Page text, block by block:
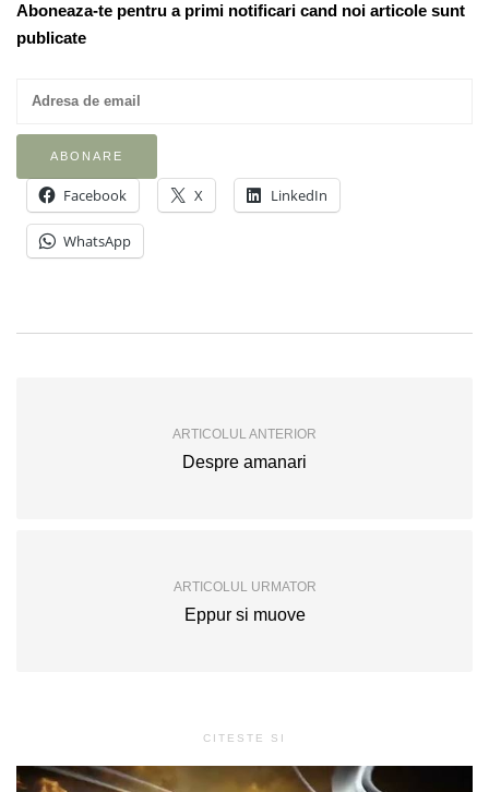
Aboneaza-te pentru a primi notificari cand noi articole sunt
publicate
Facebook X LinkedIn
WhatsApp
ARTICOLUL ANTERIOR
Despre amanari
ARTICOLUL URMATOR
Eppur si muove
CITESTE SI